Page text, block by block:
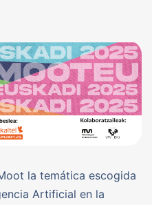
la temática escogida
Artificial en la